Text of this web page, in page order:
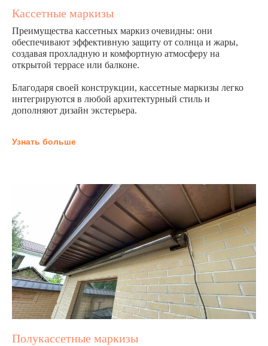
Кассетные маркизы
Преимущества кассетных маркиз очевидны: они
обеспечивают эффективную защиту от солнца и жары,
создавая прохладную и комфортную атмосферу на
открытой террасе или балконе.
Благодаря своей конструкции, кассетные маркизы легко
интегрируются в любой архитектурный стиль и
дополняют дизайн экстерьера.
Узнать больше
Полукассетные маркизы